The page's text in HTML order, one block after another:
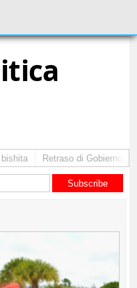
Retraso di Gobierno ta
Subscribe